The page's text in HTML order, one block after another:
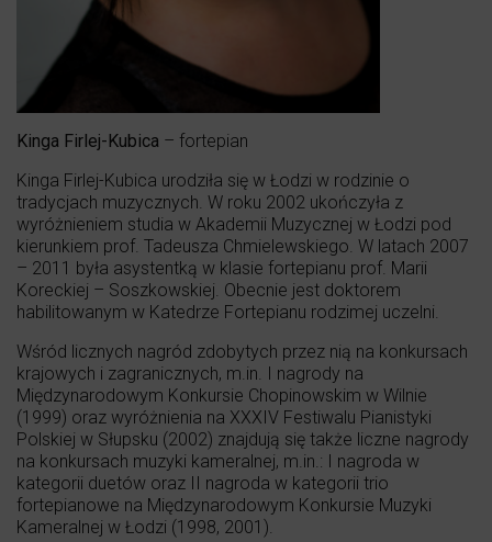
Kinga Firlej-Kubica – fortepian
Kinga Firlej-Kubica urodziła się w Łodzi w rodzinie o
tradycjach muzycznych. W roku 2002 ukończyła z
wyróżnieniem studia w Akademii Muzycznej w Łodzi pod
kierunkiem prof. Tadeusza Chmielewskiego. W latach 2007
– 2011 była asystentką w klasie fortepianu prof. Marii
Koreckiej – Soszkowskiej. Obecnie jest doktorem
habilitowanym w Katedrze Fortepianu rodzimej uczelni.
Wśród licznych nagród zdobytych przez nią na konkursach
krajowych i zagranicznych, m.in. I nagrody na
Międzynarodowym Konkursie Chopinowskim w Wilnie
(1999) oraz wyróżnienia na XXXIV Festiwalu Pianistyki
Polskiej w Słupsku (2002) znajdują się także liczne nagrody
na konkursach muzyki kameralnej, m.in.: I nagroda w
kategorii duetów oraz II nagroda w kategorii trio
fortepianowe na Międzynarodowym Konkursie Muzyki
Kameralnej w Łodzi (1998, 2001).